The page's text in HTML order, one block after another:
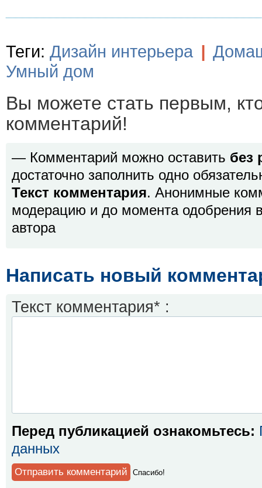
Теги: Дизайн интерьера |
Умный дом
Вы можете стать первым,
комментарий!
— Комментарий можно оставить без
достаточно заполнить одно
Текст комментария. Анонимные
модерацию и до момента одобрения
автора
Написать новый
Текст комментария* :
Перед публикацией ознакомьтесь:
данных
Спaсибо!